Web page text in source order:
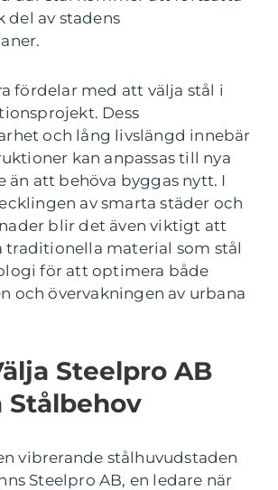
del av stadens
fördelar med att välja stål i
Dess
och lång livslängd innebär
kan anpassas till nya
än att behöva byggas nytt. I
av smarta städer och
blir det även viktigt att
traditionella material som stål
för att optimera både
och övervakningen av urbana
Steelpro AB
Stålbehov
vibrerande stålhuvudstaden
Steelpro AB, en ledare när